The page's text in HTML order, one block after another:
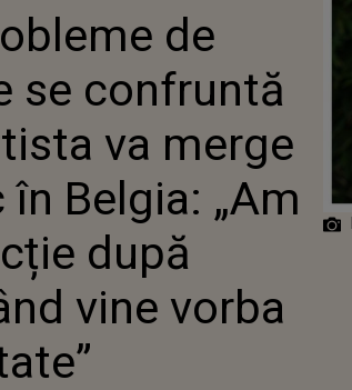
CONFRUNTĂ MIRA?
ARTISTA VA MERGE LA
MEDIC ÎN BELGIA: „AM
PRIMIT LECȚIE DUPĂ
VORBA DE SĂNĂTATE”
de
se confruntă
va merge
în Belgia: „Am
după
vine vorba